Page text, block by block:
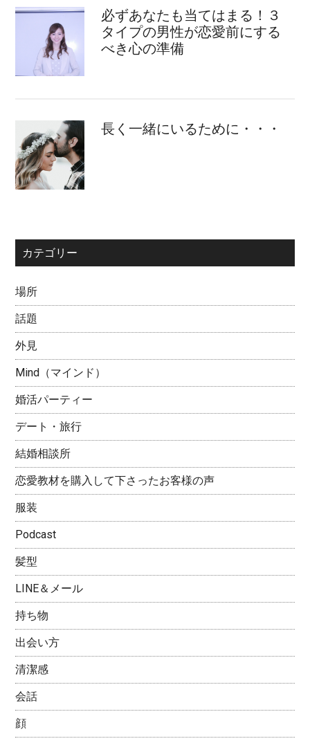
必ずあなたも当てはまる！３
タイプの男性が恋愛前にする
べき心の準備
長く一緒にいるために・・・
カテゴリー
場所
話題
外見
Mind（マインド）
婚活パーティー
デート・旅行
結婚相談所
恋愛教材を購入して下さったお客様の声
服装
Podcast
髪型
LINE＆メール
持ち物
出会い方
清潔感
会話
顔